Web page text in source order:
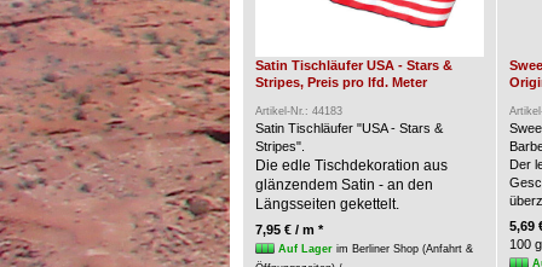
Satin Tischläufer USA - Stars &
Stripes, Preis pro lfd. Meter
Artikel-Nr.: 44183
Satin Tischläufer "USA - Stars &
Stripes".
Die edle Tischdekoration aus
glänzendem Satin - an den
Längsseiten gekettelt.
7,95 € / m *
Auf Lagerim Berliner Shop (Anfahrt &
Der
5,69
100